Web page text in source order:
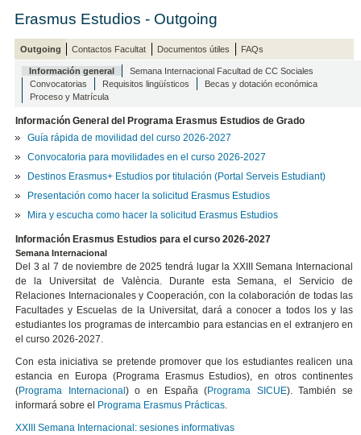
Erasmus Estudios - Outgoing
Outgoing Contactos Facultat Documentos útiles FAQs
Información general
Semana Internacional Facultad de CC Sociales
Convocatorias
Requisitos lingüísticos
Becas y dotación económica
Proceso y Matrícula
Información General del Programa Erasmus Estudios de Grado
Guía rápida de movilidad del curso 2026-2027
Convocatoria para movilidades en el curso 2026-2027
Destinos Erasmus+ Estudios por titulación (Portal Serveis Estudiant)
Presentación como hacer la solicitud Erasmus Estudios
Mira y escucha como hacer la solicitud Erasmus Estudios
Información Erasmus Estudios para el curso 2026-2027
Semana Internacional
Del 3 al 7 de noviembre de 2025 tendrá lugar la XXIII Semana Internacional
de la Universitat de València. Durante esta Semana, el Servicio de
Relaciones Internacionales y Cooperación, con la colaboración de todas las
Facultades y Escuelas de la Universitat, dará a conocer a todos los y las
estudiantes los programas de intercambio para estancias en el extranjero en
el curso 2026-2027.
Con esta iniciativa se pretende promover que los estudiantes realicen una
estancia en Europa (Programa Erasmus Estudios), en otros continentes
(Programa Internacional ) o en España (Programa SICUE). También se
informará sobre el
Programa Erasmus Prácticas.
XXIII Semana Internacional: sesiones informativas